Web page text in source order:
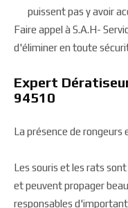
puissent pas y avoir
Faire appel à S.A.H-
d'éliminer en toute
Expert Dératiseur
94510
La présence de rongeurs
Les souris et les rats
et peuvent propager
responsables